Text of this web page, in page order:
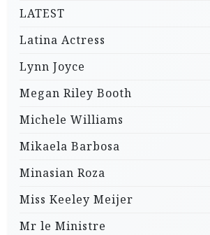
LATEST
Latina Actress
Lynn Joyce
Megan Riley Booth
Michele Williams
Mikaela Barbosa
Minasian Roza
Miss Keeley Meijer
Mr le Ministre